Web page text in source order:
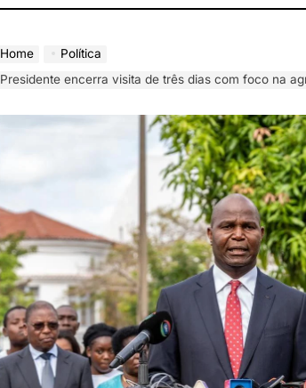
Home
Política
Presidente encerra visita de três dias com foco na agricultura, paz